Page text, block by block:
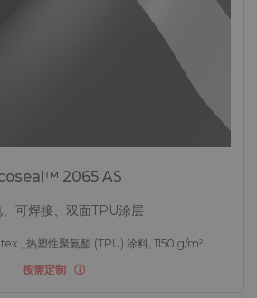
2065 AS
、可焊接、双面TPU涂层
, 热塑性聚氨酯 (TPU) 涂料, 1150 g/m²
按需定制